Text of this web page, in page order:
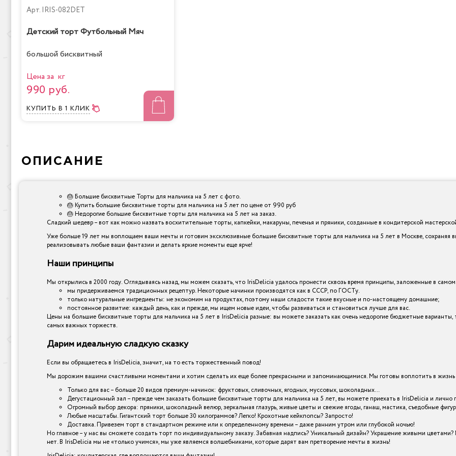
Арт. IRIS-082DET
Детский торт Футбольный Мяч
большой бисквитный
Цена за кг
990 руб.
КУПИТЬ В 1 КЛИК
ОПИСАНИЕ
🎂 Большие бисквитные Торты для мальчика на 5 лет с фото.
🎂 Купить большие бисквитные торты для мальчика на 5 лет по цене от 990 руб
🎂 Недорогие большие бисквитные торты для мальчика на 5 лет на заказ.
Сладкий шедевр – вот как можно назвать восхитительные торты, капкейки, макаруны, печенья и пряники, созданные в кондитерской
Уже больше 19 лет мы воплощаем ваши мечты и готовим эксклюзивные большие бисквитные торты для мальчика на 5 лет в Москве, сохраняя
реализовывать любые ваши фантазии и делать яркие моменты еще ярче!
Наши принципы
Мы открылись в 2000 году. Оглядываясь назад, мы можем сказать, что IrisDelicia удалось пронести сквозь время принципы, заложенные в
мы придерживаемся традиционных рецептур. Некоторые начинки производятся как в СССР, по ГОСТу.
только натуральные ингредиенты: не экономим на продуктах, поэтому наши сладости такие вкусные и по-настоящему домашние;
постоянное развитие: каждый день, как и прежде, мы ищем новые идеи, чтобы развиваться и становиться лучше для вас.
Цены на большие бисквитные торты для мальчика на 5 лет в IrisDelicia разные: вы можете заказать как очень недорогие бюджетные
самых важных торжеств.
Дарим идеальную сладкую сказку
Если вы обращаетесь в IrisDelicia, значит, на то есть торжественный повод!
Мы дорожим вашими счастливыми моментами и хотим сделать их еще более прекрасными и запоминающимися. Мы готовы воплотить в жизнь
Только для вас – больше 20 видов премиум-начинок: фруктовых, сливочных, ягодных, муссовых, шоколадных…
Дегустационный зал – прежде чем заказать большие бисквитные торты для мальчика на 5 лет, вы можете приехать в IrisDelicia и
Огромный выбор декора: пряники, шоколадный велюр, зеркальная глазурь, живые цветы и свежие ягоды, ганаш, мастика, съедобные
Любые масштабы. Гигантский торт больше 30 килограммов? Легко! Крохотные кейкпопсы? Запросто!
Доставка. Привезем торт в стандартном режиме или к определенному времени – даже ранним утром или глубокой ночью!
Но главное – у нас вы сможете создать торт по индивидуальному заказу. Забавная надпись? Уникальный дизайн? Украшение живыми
нет. В IrisDelicia мы не «только учимся», мы уже являемся волшебниками, которые дарят вам претворение мечты в жизнь!